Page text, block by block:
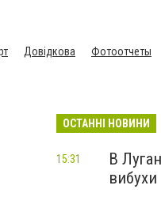
Довідкова Фотоотчеты
ОСТАННІ НОВИНИ
В
вибухи
15:31